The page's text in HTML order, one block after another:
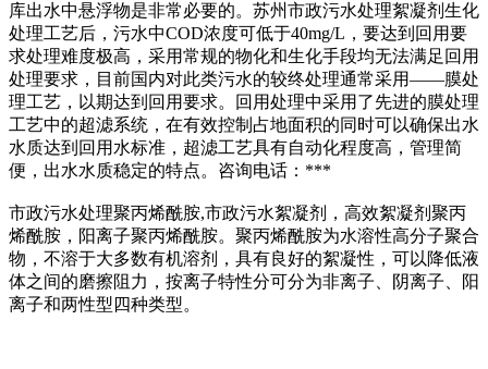
库出水中悬浮物是非常必要的。苏州市政污水处理絮凝剂生化
处理工艺后，污水中COD浓度可低于40mg/L，要达到回用要
求处理难度极高，采用常规的物化和生化手段均无法满足回用
处理要求，目前国内对此类污水的较终处理通常采用——膜处
理工艺，以期达到回用要求。回用处理中采用了先进的膜处理
工艺中的超滤系统，在有效控制占地面积的同时可以确保出水
水质达到回用水标准，超滤工艺具有自动化程度高，管理简
便，出水水质稳定的特点。咨询电话：***
市政污水处理聚丙烯酰胺,市政污水絮凝剂，高效絮凝剂聚丙
烯酰胺，阳离子聚丙烯酰胺。聚丙烯酰胺为水溶性高分子聚合
物，不溶于大多数有机溶剂，具有良好的絮凝性，可以降低液
体之间的磨擦阻力，按离子特性分可分为非离子、阴离子、阳
离子和两性型四种类型。